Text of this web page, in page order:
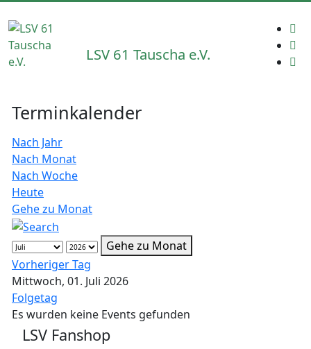
LSV 61 Tauscha e.V.
Terminkalender
Nach Jahr
Nach Monat
Nach Woche
Heute
Gehe zu Monat
Gehe zu Monat
Vorheriger Tag
Mittwoch, 01. Juli 2026
Folgetag
Es wurden keine Events gefunden
LSV Fanshop